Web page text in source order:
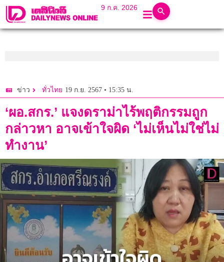
9 ก.ค. 2026
ข่าว ทั่วไทย 19 ก.ย. 2567 • 15:35 น.
‘ผอ.สกร.’ แจงดราม่าไร้พฤติกรรมถูก
กล่าวหา อาจเข้าใจผิด ‘ไม่เห็นไม่ใช่ไม่
ทำงาน’